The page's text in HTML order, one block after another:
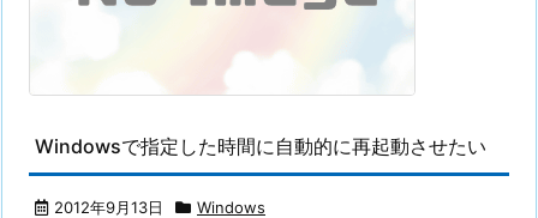
Windowsで指定した時間に自動的に再起動させたい
2012年9月13日 Windows